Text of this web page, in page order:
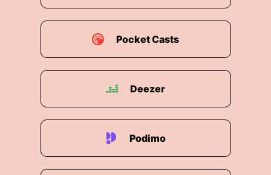
Pocket Casts
Deezer
Podimo